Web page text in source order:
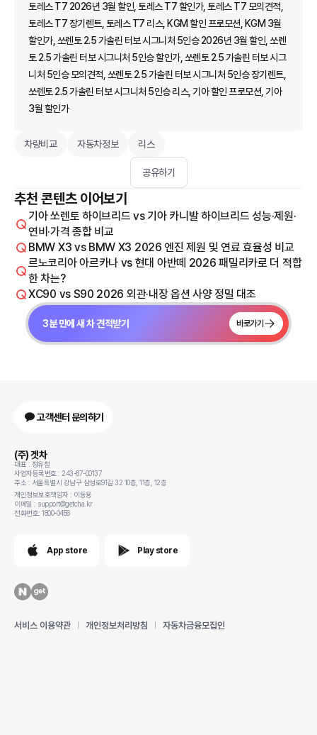
토레스 T7 2026년 3월 할인, 토레스 T7 할인가, 토레스 T7 모의견적,
토레스 T7 장기렌트, 토레스 T7 리스, KGM 할인 프로모션, KGM 3월
할인가, 쏘렌토 2.5 가솔린 터보 시그니처 5인승 2026년 3월 할인, 쏘렌
토 2.5 가솔린 터보 시그니처 5인승 할인가, 쏘렌토 2.5 가솔린 터보 시그
니처 5인승 모의견적, 쏘렌토 2.5 가솔린 터보 시그니처 5인승 장기렌트,
쏘렌토 2.5 가솔린 터보 시그니처 5인승 리스, 기아 할인 프로모션, 기아
3월 할인가
차량비교 자동차정보 리스
공유하기
추천 콘텐츠 이어보기
기아 쏘렌토 하이브리드 vs 기아 카니발 하이브리드 성능·제원·
연비·가격 종합 비교
BMW X3 vs BMW X3 2026 엔진 제원 및 연료 효율성 비교
르노코리아 아르카나 vs 현대 아반떼 2026 패밀리카로 더 적합
한 차는?
XC90 vs S90 2026 외관·내장 옵션 사양 정밀 대조
3분 만에 새 차 견적받기 바로가기
고객센터 문의하기
(주) 겟차
대표 : 정유철
사업자등록번호 : 243-87-00137
주소 : 서울특별시 강남구 삼성로91길 32 10층, 11층, 12층
개인정보보호책임자 : 이동용
이메일 : support@getcha.kr
전화번호: 1800-0456
App store Play store
서비스 이용약관 개인정보처리방침 자동차금융모집인